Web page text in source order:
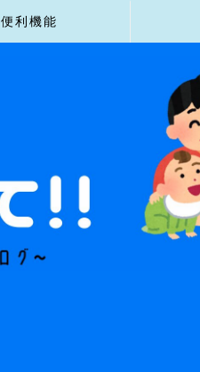
便利機能